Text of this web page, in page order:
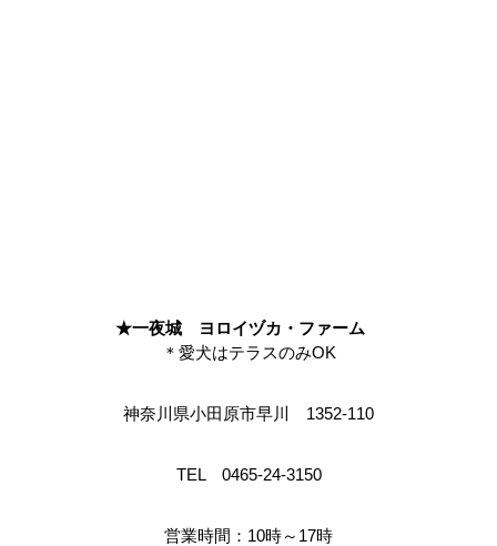
★一夜城 ヨロイヅカ・ファーム
＊愛犬はテラスのみOK
神奈川県小田原市早川 1352‐110
TEL 0465‐24‐3150
営業時間：10時～17時